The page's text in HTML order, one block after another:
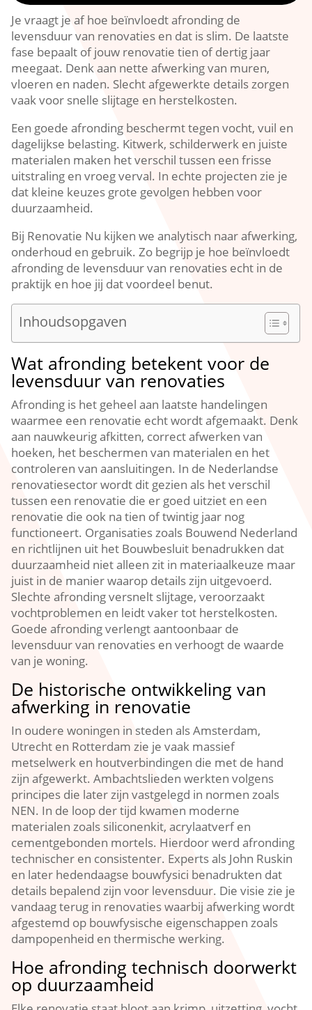
Je vraagt je af hoe beïnvloedt afronding de
levensduur van renovaties en dat is slim.​ De laatste
fase bepaalt of jouw renovatie tien of dertig jaar
meegaat.​ Denk aan nette afwerking van muren,
vloeren en naden.​ Slecht afgewerkte details zorgen
vaak voor snelle slijtage en herstelkosten.​
Een goede afronding beschermt tegen vocht, vuil en
dagelijkse belasting.​ Kitwerk, schilderwerk en juiste
materialen maken het verschil tussen een frisse
uitstraling en vroeg verval.​ In echte projecten zie je
dat kleine keuzes grote gevolgen hebben voor
duurzaamheid.​
Bij Renovatie Nu kijken we analytisch naar afwerking,
onderhoud en gebruik.​ Zo begrijp je hoe beïnvloedt
afronding de levensduur van renovaties echt in de
praktijk en hoe jij dat voordeel benut.​
Inhoudsopgaven
Wat afronding betekent voor de
levensduur van renovaties
Afronding is het geheel aan laatste handelingen
waarmee een renovatie echt wordt afgemaakt.​ Denk
aan nauwkeurig afkitten, correct afwerken van
hoeken, het beschermen van materialen en het
controleren van aansluitingen.​ In de Nederlandse
renovatiesector wordt dit gezien als het verschil
tussen een renovatie die er goed uitziet en een
renovatie die ook na tien of twintig jaar nog
functioneert.​ Organisaties zoals Bouwend Nederland
en richtlijnen uit het Bouwbesluit benadrukken dat
duurzaamheid niet alleen zit in materiaalkeuze maar
juist in de manier waarop details zijn uitgevoerd.​
Slechte afronding versnelt slijtage, veroorzaakt
vochtproblemen en leidt vaker tot herstelkosten.​
Goede afronding verlengt aantoonbaar de
levensduur van renovaties en verhoogt de waarde
van je woning.​
De historische ontwikkeling van
afwerking in renovatie
In oudere woningen in steden als Amsterdam,
Utrecht en Rotterdam zie je vaak massief
metselwerk en houtverbindingen die met de hand
zijn afgewerkt.​ Ambachtslieden werkten volgens
principes die later zijn vastgelegd in normen zoals
NEN.​ In de loop der tijd kwamen moderne
materialen zoals siliconenkit, acrylaatverf en
cementgebonden mortels.​ Hierdoor werd afronding
technischer en consistenter.​ Experts als John Ruskin
en later hedendaagse bouwfysici benadrukten dat
details bepalend zijn voor levensduur.​ Die visie zie je
vandaag terug in renovaties waarbij afwerking wordt
afgestemd op bouwfysische eigenschappen zoals
dampopenheid en thermische werking.​
Hoe afronding technisch doorwerkt
op duurzaamheid